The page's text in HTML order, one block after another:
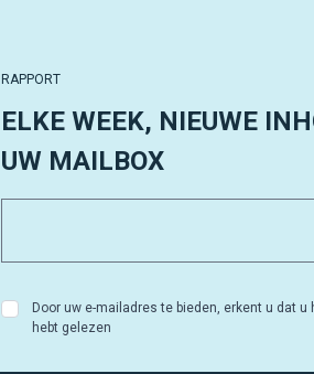
RAPPORT
ELKE WEEK, NIEUWE
UW MAILBOX
Door uw e-mailadres te bieden, erkent u dat u
hebt gelezen